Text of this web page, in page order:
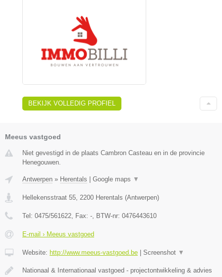
BEKIJK VOLLEDIG PROFIEL
Meeus vastgoed
Niet gevestigd in de plaats Cambron Casteau en in de provincie
Henegouwen.
Antwerpen » Herentals Google maps ▼
Hellekensstraat 55, 2200 Herentals (Antwerpen)
Tel: 0475/561622, Fax: -, BTW-nr: 0476443610
E-mail › Meeus vastgoed
Website: http://www.meeus-vastgoed.be Screenshot ▼
Nationaal & Internationaal vastgoed - projectontwikkeling & advies